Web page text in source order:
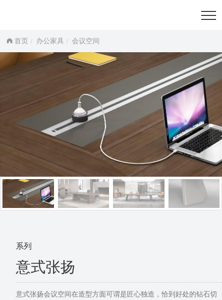
首页 办公家具 会议空间
系列
意式张扬
意式张扬会议空间在造型方面可谓是匠心独造，恰到好处的钻石切